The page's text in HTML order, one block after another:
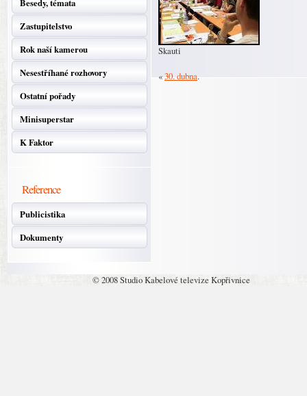
Besedy, témata
Zastupitelstvo
Rok naší kamerou
Nesestříhané rozhovory
Ostatní pořady
Minisuperstar
K Faktor
Reference
Publicistika
Dokumenty
Skauti
«30. dubna.
© 2008 Studio Kabelové televize Kopřivnice